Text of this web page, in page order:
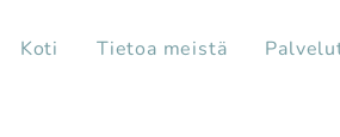
Koti Tietoa meistä